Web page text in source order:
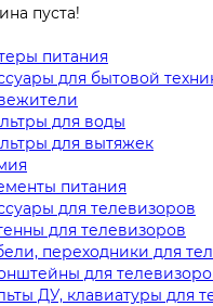
пуста!
питания
для бытовой
для воды
для вытяжек
питания
для телевизоров
для телевизоров
переходники для
для
ДУ, клавиатуры для